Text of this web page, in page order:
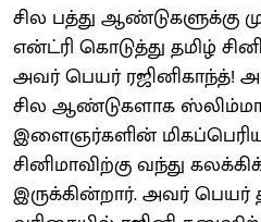
சில பத்து ஆண்டுகளுக்கு
என்ட்ரி கொடுத்து தமிழ்
அவர் பெயர்
சில ஆண்டுகளாக
இளைஞர்களின்
சினிமாவிற்கு வந்து
இருக்கின்றார். அவர்